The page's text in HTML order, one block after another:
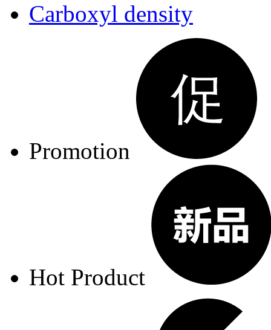
Carboxyl density
Promotion
Hot Product